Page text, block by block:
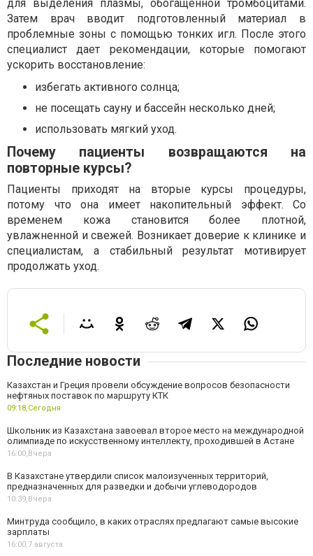
для выделения плазмы, обогащенной тромбоцитами.
Затем врач вводит подготовленный материал в
проблемные зоны с помощью тонких игл. После этого
специалист дает рекомендации, которые помогают
ускорить восстановление:
избегать активного солнца;
не посещать сауну и бассейн несколько дней;
использовать мягкий уход.
Почему пациенты возвращаются на
повторные курсы?
Пациенты приходят на вторые курсы процедуры,
потому что она имеет накопительный эффект. Со
временем кожа становится более плотной,
увлажненной и свежей. Возникает доверие к клинике и
специалистам, а стабильный результат мотивирует
продолжать уход.
Последние новости
Казахстан и Греция провели обсуждение вопросов безопасности
нефтяных поставок по маршруту КТК
09:18,Сегодня
Школьник из Казахстана завоевал второе место на международной
олимпиаде по искусственному интеллекту, проходившей в Астане
16:00,Вчера
В Казахстане утвердили список малоизученных территорий,
предназначенных для разведки и добычи углеводородов
10:39,Вчера
Минтруда сообщило, в каких отраслях предлагают самые высокие
зарплаты
16:00,7 августа